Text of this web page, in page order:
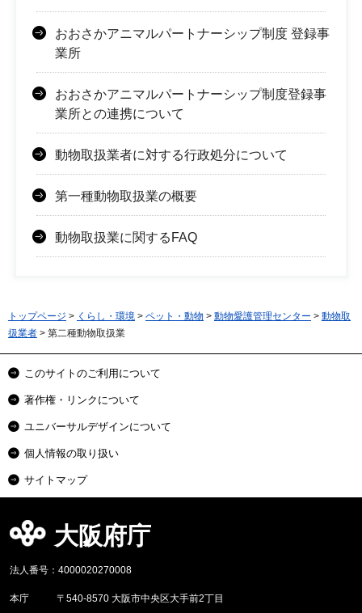
おおさかアニマルパートナーシップ制度 登録事
業所
おおさかアニマルパートナーシップ制度登録事
業所との連携について
動物取扱業者に対する行政処分について
第一種動物取扱業の概要
動物取扱業に関するFAQ
トップページ > くらし・環境 > ペット・動物 > 動物愛護管理センター > 動物取
扱業者 > 第二種動物取扱業
このサイトのご利用について
著作権・リンクについて
ユニバーサルデザインについて
個人情報の取り扱い
サイトマップ
大阪府庁
法人番号：4000020270008
本庁
〒540-8570 大阪市中央区大手前2丁目